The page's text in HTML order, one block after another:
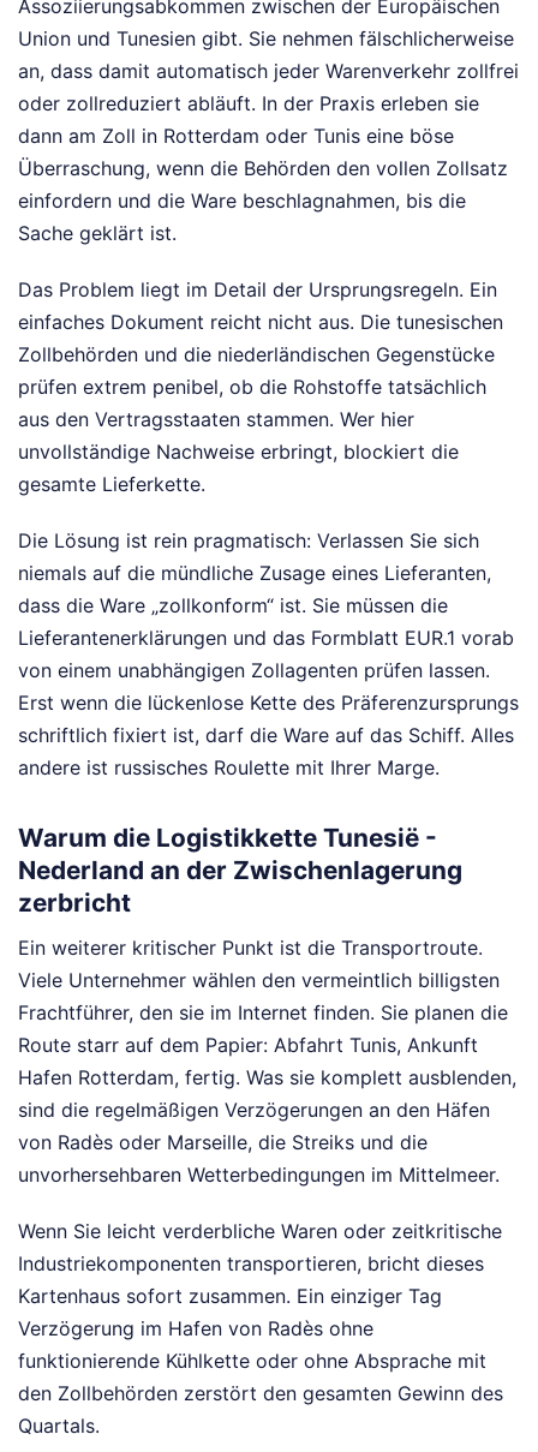
Assoziierungsabkommen zwischen der Europäischen
Union und Tunesien gibt. Sie nehmen fälschlicherweise
an, dass damit automatisch jeder Warenverkehr zollfrei
oder zollreduziert abläuft. In der Praxis erleben sie
dann am Zoll in Rotterdam oder Tunis eine böse
Überraschung, wenn die Behörden den vollen Zollsatz
einfordern und die Ware beschlagnahmen, bis die
Sache geklärt ist.
Das Problem liegt im Detail der Ursprungsregeln. Ein
einfaches Dokument reicht nicht aus. Die tunesischen
Zollbehörden und die niederländischen Gegenstücke
prüfen extrem penibel, ob die Rohstoffe tatsächlich
aus den Vertragsstaaten stammen. Wer hier
unvollständige Nachweise erbringt, blockiert die
gesamte Lieferkette.
Die Lösung ist rein pragmatisch: Verlassen Sie sich
niemals auf die mündliche Zusage eines Lieferanten,
dass die Ware „zollkonform“ ist. Sie müssen die
Lieferantenerklärungen und das Formblatt EUR.1 vorab
von einem unabhängigen Zollagenten prüfen lassen.
Erst wenn die lückenlose Kette des Präferenzursprungs
schriftlich fixiert ist, darf die Ware auf das Schiff. Alles
andere ist russisches Roulette mit Ihrer Marge.
Warum die Logistikkette Tunesië -
Nederland an der Zwischenlagerung
zerbricht
Ein weiterer kritischer Punkt ist die Transportroute.
Viele Unternehmer wählen den vermeintlich billigsten
Frachtführer, den sie im Internet finden. Sie planen die
Route starr auf dem Papier: Abfahrt Tunis, Ankunft
Hafen Rotterdam, fertig. Was sie komplett ausblenden,
sind die regelmäßigen Verzögerungen an den Häfen
von Radès oder Marseille, die Streiks und die
unvorhersehbaren Wetterbedingungen im Mittelmeer.
Wenn Sie leicht verderbliche Waren oder zeitkritische
Industriekomponenten transportieren, bricht dieses
Kartenhaus sofort zusammen. Ein einziger Tag
Verzögerung im Hafen von Radès ohne
funktionierende Kühlkette oder ohne Absprache mit
den Zollbehörden zerstört den gesamten Gewinn des
Quartals.